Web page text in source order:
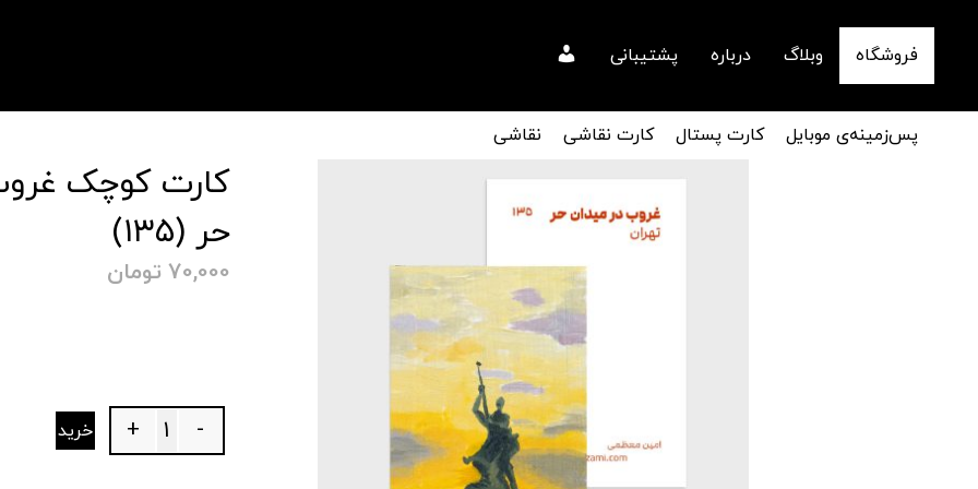
فروشگاه وبلاگ درباره پشتیبانی
پس‌زمینه‌ی موبایل کارت پستال کارت نقاشی نقاشی
کارت کوچک
حر (۱۳۵)
70,000 تومان
Quantity -
+ خرید